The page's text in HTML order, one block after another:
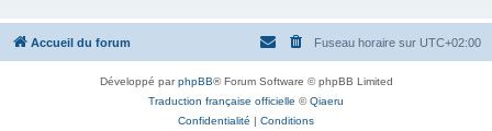
Accueil du forum Fuseau horaire sur UTC+02:00
Développé parphpBB® Forum Software © phpBB Limited
Traduction française officielle ©Qiaeru
Confidentialité | Conditions